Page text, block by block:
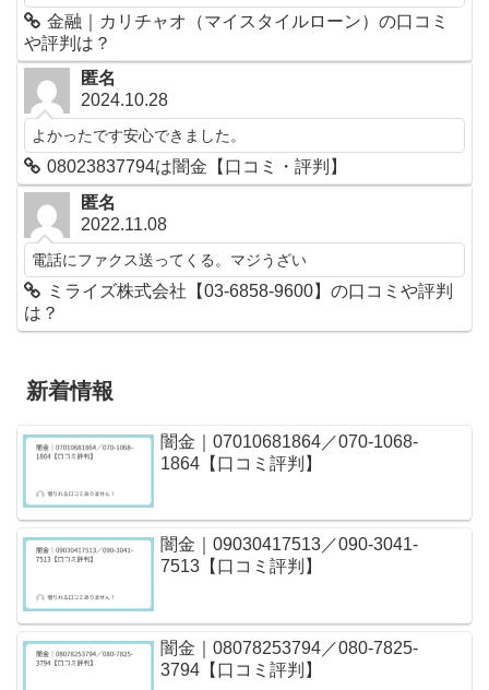
金融｜カリチャオ（マイスタイルローン）の口コミ
や評判は？
匿名
2024.10.28
よかったです安心できました。
08023837794は闇金【口コミ・評判】
匿名
2022.11.08
電話にファクス送ってくる。マジうざい
ミライズ株式会社【03-6858-9600】の口コミや評判
は？
新着情報
闇金｜07010681864／070-1068-
1864【口コミ評判】
闇金｜09030417513／090-3041-
7513【口コミ評判】
闇金｜08078253794／080-7825-
3794【口コミ評判】